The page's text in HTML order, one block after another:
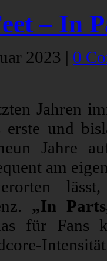
– In
2023 | 0
Jahren
erste und
Jahre
am
„In
für Fans